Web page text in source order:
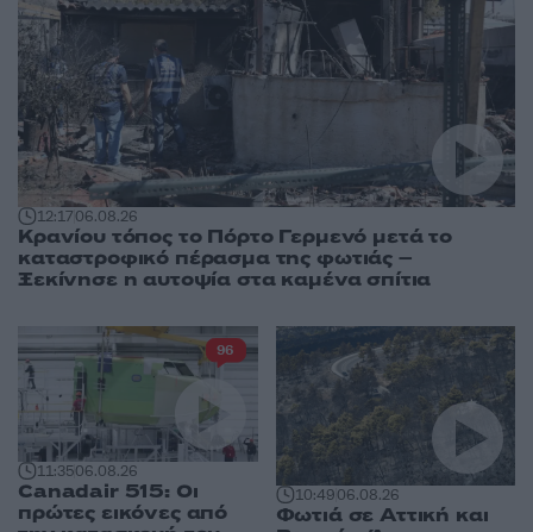
12:1706.08.26
Κρανίου τόπος το Πόρτο Γερμενό μετά το
καταστροφικό πέρασμα της φωτιάς –
Ξεκίνησε η αυτοψία στα καμένα σπίτια
11:3506.08.26
Canadair 515: Οι
πρώτες εικόνες από
96
10:4906.08.26
Φωτιά σε Αττική και